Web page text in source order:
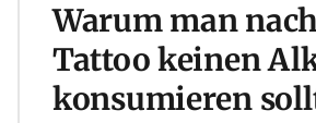
Warum man
Tattoo keinen
konsumieren